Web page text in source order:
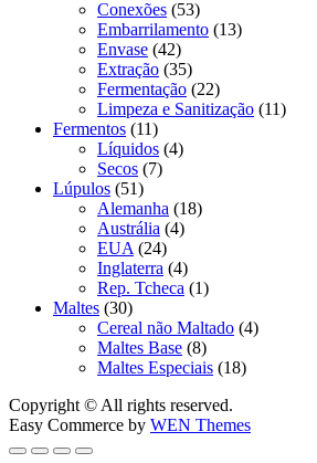
Conexões (53)
Embarrilamento (13)
Envase (42)
Extração (35)
Fermentação (22)
Limpeza e Sanitização (11)
Fermentos (11)
Líquidos (4)
Secos (7)
Lúpulos (51)
Alemanha (18)
Austrália (4)
EUA (24)
Inglaterra (4)
Rep. Tcheca (1)
Maltes (30)
Cereal não Maltado (4)
Maltes Base (8)
Maltes Especiais (18)
Copyright © All rights reserved.
Easy Commerce by WEN Themes